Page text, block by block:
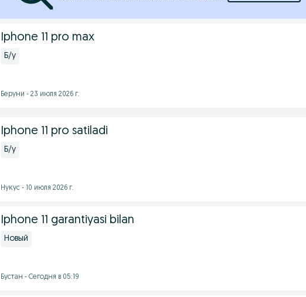
Iphone 11 pro max
Б/у
Беруни - 23 июля 2026 г.
Iphone 11 pro satiladi
Б/у
Нукус - 10 июля 2026 г.
Iphone 11 garantiyasi bilan
Новый
Бустан - Сегодня в 05:19